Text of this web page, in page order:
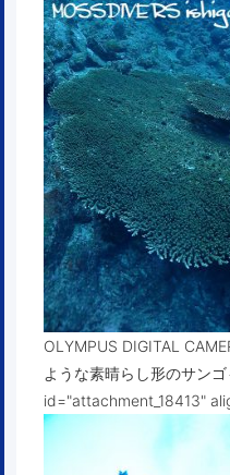
OLYMPUS DIGITAL
ような素晴らし形のサン
id="attachment_18413"